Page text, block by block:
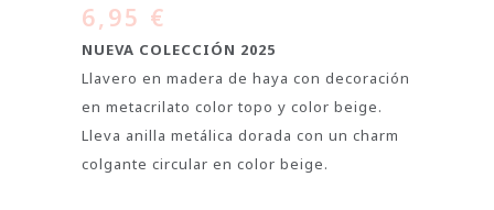
6,95 €
NUEVA COLECCIÓN 2025
Llavero en madera de haya con decoración
en metacrilato color topo y color beige.
Lleva anilla metálica dorada con un charm
colgante circular en color beige.